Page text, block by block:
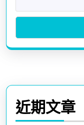
近期文章